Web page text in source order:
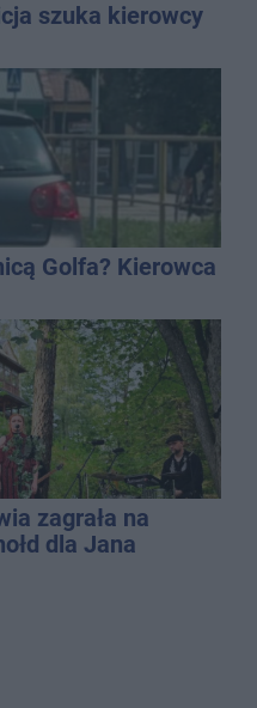
szuka kierowcy
Golfa? Kierowca
zagrała na
dla Jana